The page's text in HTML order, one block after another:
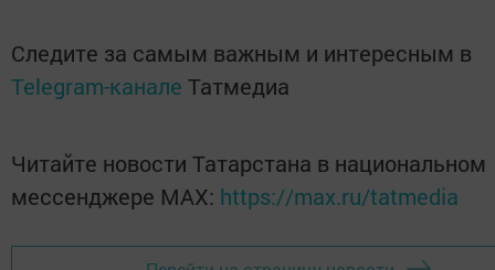
Следите за самым важным и интересным в
Telegram-канале Татмедиа
Читайте новости Татарстана в национальном
мессенджере MАХ: https://max.ru/tatmedia